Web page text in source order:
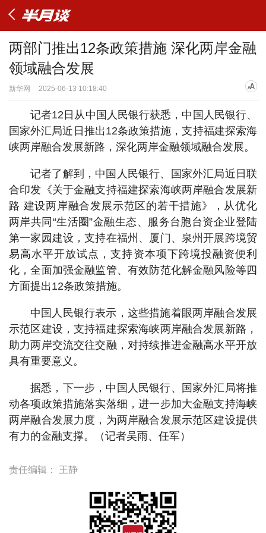
两部门推出12条政策措施 深化两岸金融
领域融合发展
新华网 2025-06-13 10:18:40
记者12日从中国人民银行获悉，中国人民银行、
国家外汇局近日推出12条政策措施，支持福建探索海
峡两岸融合发展新路，深化两岸金融领域融合发展。
记者了解到，中国人民银行、国家外汇局近日联
合印发《关于金融支持福建探索海峡两岸融合发展新
路 建设两岸融合发展示范区的若干措施》，从优化
两岸共同“生活圈”金融生态、服务台胞台资企业登陆
第一家园建设，支持在福州、厦门、泉州开展跨境贸
易高水平开放试点，支持资本项下跨境投融资便利
化，全面加强金融监管、有效防范化解金融风险等四
方面提出12条政策措施。
中国人民银行表示，这些措施着眼两岸融合发展
示范区建设，支持福建探索海峡两岸融合发展新路，
助力两岸交流交往交融，对持续推进金融高水平开放
具有重要意义。
据悉，下一步，中国人民银行、国家外汇局将推
动各项政策措施落实落细，进一步加大金融支持海峡
两岸融合发展力度，为两岸融合发展示范区建设提供
有力的金融支撑。（记者吴雨、任军）
责任编辑： 王静